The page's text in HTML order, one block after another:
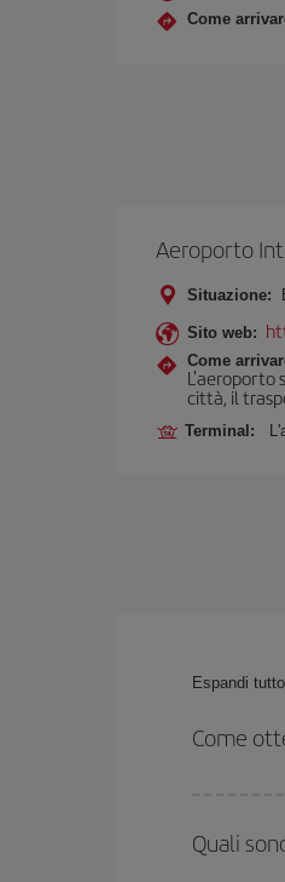
Come
Aeroporto
Situazione:
Sito web:
Come
L'aeroporto
città, il
Terminal:
Espandi tutto
Come
date e agli
Quali